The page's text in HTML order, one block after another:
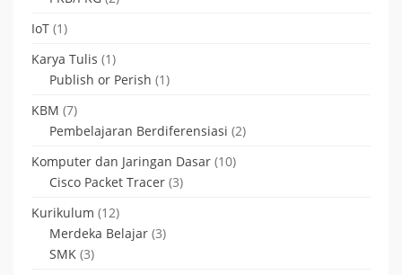
IoT (1)
Karya Tulis (1)
Publish or Perish (1)
KBM (7)
Pembelajaran Berdiferensiasi (2)
Komputer dan Jaringan Dasar (10)
Cisco Packet Tracer (3)
Kurikulum (12)
Merdeka Belajar (3)
SMK (3)